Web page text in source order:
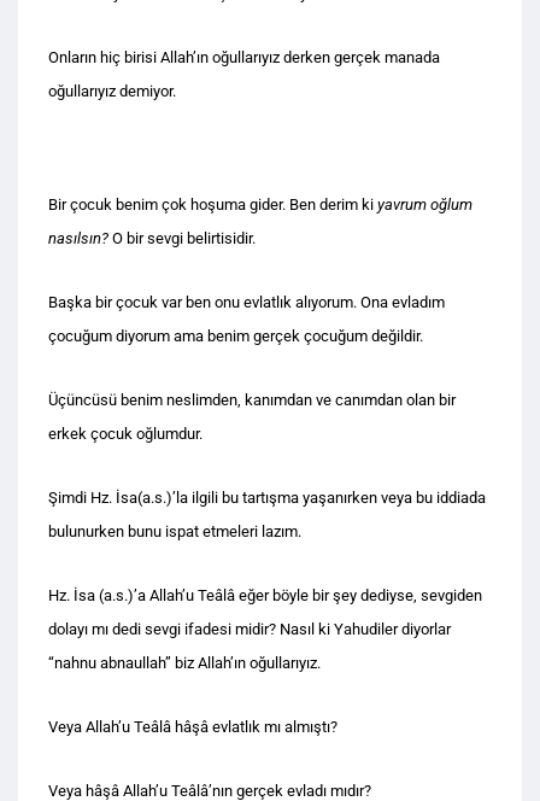
Onların hiç birisi Allah’ın oğullarıyız derken gerçek manada
oğullarıyız demiyor.
Bir çocuk benim çok hoşuma gider. Ben derim ki yavrum oğlum
nasılsın? O bir sevgi belirtisidir.
Başka bir çocuk var ben onu evlatlık alıyorum. Ona evladım
çocuğum diyorum ama benim gerçek çocuğum değildir.
Üçüncüsü benim neslimden, kanımdan ve canımdan olan bir
erkek çocuk oğlumdur.
Şimdi Hz. İsa(a.s.)’la ilgili bu tartışma yaşanırken veya bu iddiada
bulunurken bunu ispat etmeleri lazım.
Hz. İsa (a.s.)’a Allah’u Teâlâ eğer böyle bir şey dediyse, sevgiden
dolayı mı dedi sevgi ifadesi midir? Nasıl ki Yahudiler diyorlar
“nahnu abnaullah” biz Allah’ın oğullarıyız.
Veya Allah’u Teâlâ hâşâ evlatlık mı almıştı?
Veya hâşâ Allah’u Teâlâ’nın gerçek evladı mıdır?